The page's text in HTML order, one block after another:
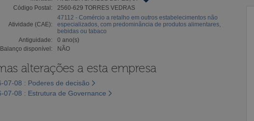
Código Postal:
2560-629 TORRES VEDRAS
Atividade (CAE):
47112 - Comércio a retalho em outros estabelecimentos não
especializados, com predominância de produtos alimentares,
bebidas ou tabaco
Antiguidade:
0 ano(s)
Balanço disponível:
NÃO
alterações a esta empresa
07-08 : Poderes de decisão
07-08 : Estrutura de Governance